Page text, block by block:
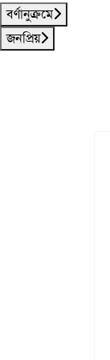
বর্ণানুক্রমে
জনপ্রিয়